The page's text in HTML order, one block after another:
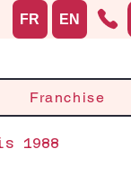
Franchise
1988
FR EN